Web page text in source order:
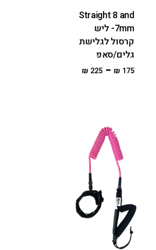
Straight 8 and
7mm- ליש
קרסול לגלישת
גלים/סאפ
₪ 175
–
₪ 225